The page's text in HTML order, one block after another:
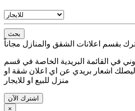
بحث
في القائمة البريدية الخاصة في قسم
ليصلك اشعار بريدي عن اي اعلان شقة او
منزل للبيع او للايجار
اشترك الآن
×